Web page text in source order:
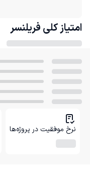
امتیاز کلی فریلنسر
نرخ موفقیت در پروژه‌ها